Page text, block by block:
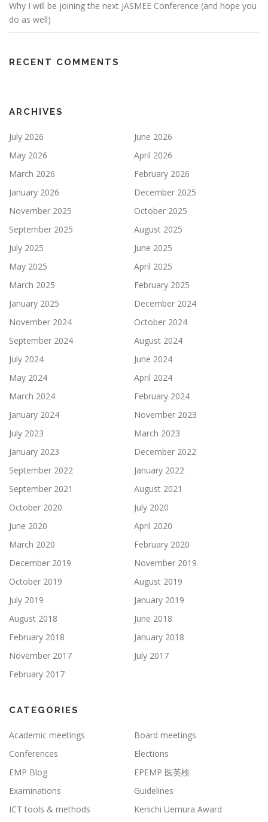
Why I will be joining the next JASMEE Conference (and hope you
do as well)
RECENT COMMENTS
ARCHIVES
July 2026
June 2026
May 2026
April 2026
March 2026
February 2026
January 2026
December 2025
November 2025
October 2025
September 2025
August 2025
July 2025
June 2025
May 2025
April 2025
March 2025
February 2025
January 2025
December 2024
November 2024
October 2024
September 2024
August 2024
July 2024
June 2024
May 2024
April 2024
March 2024
February 2024
January 2024
November 2023
July 2023
March 2023
January 2023
December 2022
September 2022
January 2022
September 2021
August 2021
October 2020
July 2020
June 2020
April 2020
March 2020
February 2020
December 2019
November 2019
October 2019
August 2019
July 2019
January 2019
August 2018
June 2018
February 2018
January 2018
November 2017
July 2017
February 2017
CATEGORIES
Academic meetings
Board meetings
Conferences
Elections
EMP Blog
EPEMP 医英検
Examinations
Guidelines
ICT tools & methods
Kenichi Uemura Award